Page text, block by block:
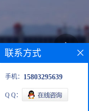
联系方式
手机： 15803295639
Q Q：